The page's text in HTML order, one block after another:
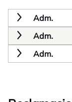
Adm.
Adm.
Adm.